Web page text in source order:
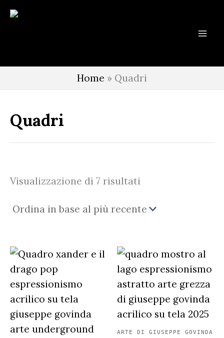
Vai
Home » Quadri
Quadri
Visualizzazione di 7 risultati
al
ARTE DI GIUSEPPE GOVINDA